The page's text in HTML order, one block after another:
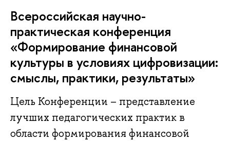
Всероссийская научно-
практическая конференция
«Формирование финансовой
культуры в условиях цифровизации:
смыслы, практики, результаты»
Цель Конференции – представление
лучших педагогических практик в
области формирования финансовой